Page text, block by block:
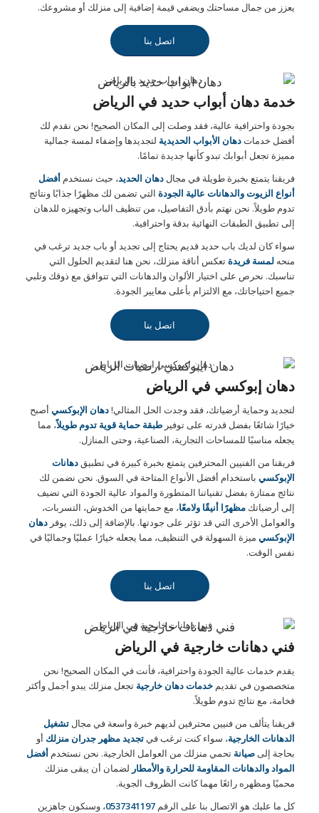
يعزز من جمال مساحتك ويضفي قيمة إضافية إلى منزلك أو مشروعك.
اتصل بنا
دهان ابواب حديد بالرياض
خدمة دهان أبواب حديد في الرياض
بجودة واحترافية عالية، فقد وصلت إلى المكان الصحيح! نحن نقدم لك
أفضل خدماتدهان الأبواب الحديدية لتجديدها وإضفاء لمسة جمالية
مميزة تجعل أبوابك تبدو كأنها جديدة تمامًا.
فريقنا يتمتع بخبرة طويلة في مجال دهان الحديد، حيث نستخدم أفضل
أنواع الزيوت والدهانات عالية الجودةالتي تضمن لك مظهرًا جذابًا ونتائج
تدوم طويلاً. نحن نهتم بأدق التفاصيل، من تنظيف الباب وتجهيزه للدهان
إلى تطبيق الطبقات النهائية بدقة واحترافية.
سواء كان لديك باب حديد قديم يحتاج إلى تجديد أو باب جديد ترغب في
منحه لمسة فريدةتعكس أناقة منزلك، نحن هنا لتقديم الحلول التي
تناسبك. نحرص على اختيار الألوان والدهانات التي تتوافق مع ذوقك وتلبي
جميع احتياجاتك، مع الالتزام بأعلى معايير الجودة.
اتصل بنا
دهان ايبوكسي ارضيات الرياض
دهان إبوكسي في الرياض
لتجديد وحماية أرضياتك، فقد وجدت الحل المثالي!دهان الإبوكسيأصبح
خيارًا شائعًا بفضل قدرته على توفير طبقة حماية قوية تدوم طويلاً، مما
يجعله مناسبًا للمساحات التجارية، الصناعية، وحتى المنازل.
فريقنا من الفنيين المحترفين يتمتع بخبرة كبيرة في تطبيق دهانات
الإبوكسيباستخدام أفضل الأنواع المتاحة في السوق. نحن نضمن لك
نتائج ممتازة بفضل تقنياتنا المتطورة والمواد عالية الجودة التي تضيف
إلى أرضياتك مظهرًا أنيقًا ولامعًا، مع حمايتها من الخدوش، التسربات،
والعوامل الأخرى التي قد تؤثر على جودتها. بالإضافة إلى ذلك، يوفر دهان
الإبوكسيميزة السهولة في التنظيف، مما يجعله خيارًا عمليًا وجماليًا في
نفس الوقت.
اتصل بنا
فني دهانات خارجية في الرياض
فني دهانات خارجية في الرياض
يقدم خدمات عالية الجودة واحترافية، فأنت في المكان الصحيح! نحن
متخصصون في تقديم خدمات دهان خارجية تجعل منزلك يبدو أجمل وأكثر
فخامة، مع نتائج تدوم طويلاً.
فريقنا يتألف من فنيين محترفين لديهم خبرة واسعة في مجال تشغيل
الدهانات الخارجية، سواء كنت ترغب في تجديد مظهر جدران منزلك أو
بحاجة إلى صيانة تحمي منزلك من العوامل الخارجية. نحن نستخدم أفضل
المواد والدهانات المقاومة للحرارة والأمطار لضمان أن يبقى منزلك
محميًا ومظهره رائعًا مهما كانت الظروف الجوية.
كل ما عليك هو الاتصال بنا على الرقم 0537341197، وسنكون جاهزين